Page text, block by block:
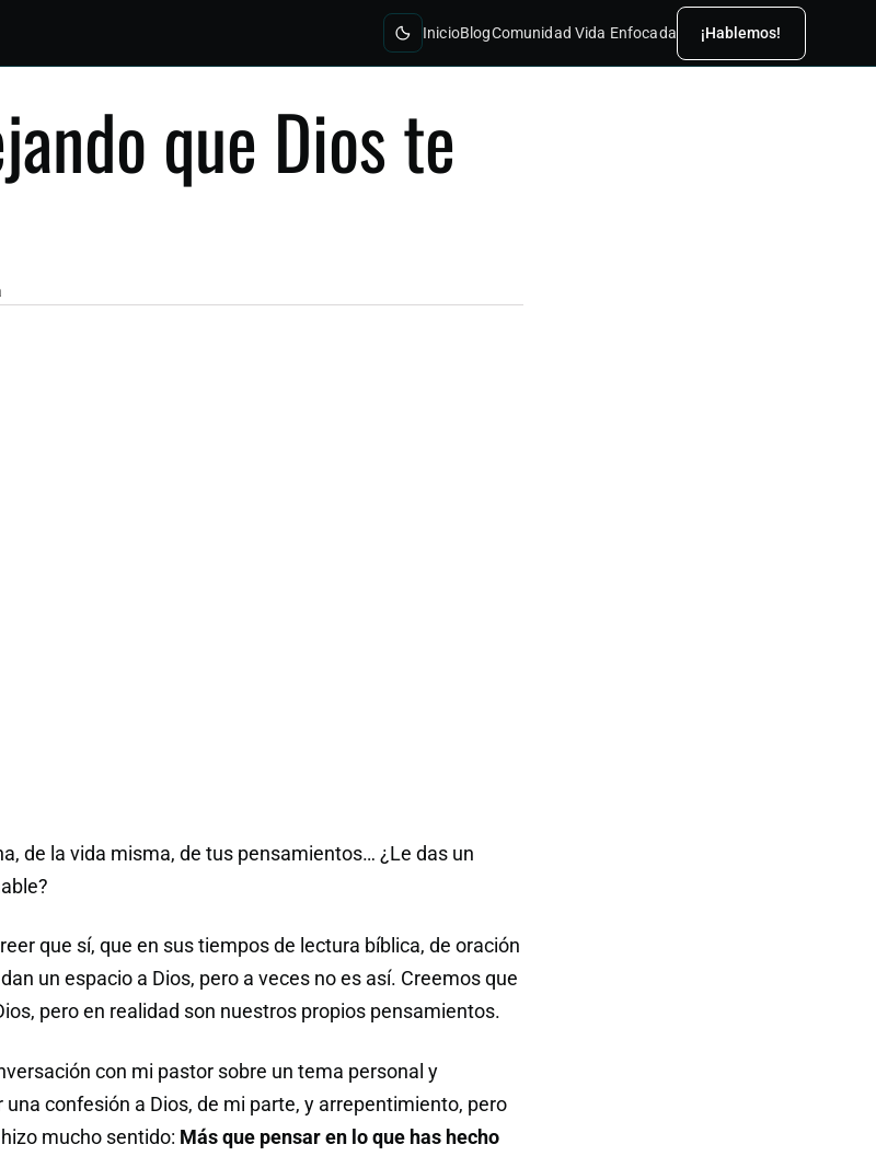
InicioBlogComunidad Vida Enfocada ¡Hablemos!
que Dios te
de la vida misma, de tus pensamientos… ¿Le das un
que sí, que en sus tiempos de lectura bíblica, de oración
un espacio a Dios, pero a veces no es así. Creemos que
pero en realidad son nuestros propios pensamientos.
con mi pastor sobre un tema personal y
confesión a Dios, de mi parte, y arrepentimiento, pero
mucho sentido: Más que pensar en lo que has hecho